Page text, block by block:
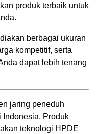
produk terbaik untuk
berbagai ukuran
kompetitif, serta
dapat lebih tenang
jaring peneduh
Indonesia. Produk
teknologi HPDE